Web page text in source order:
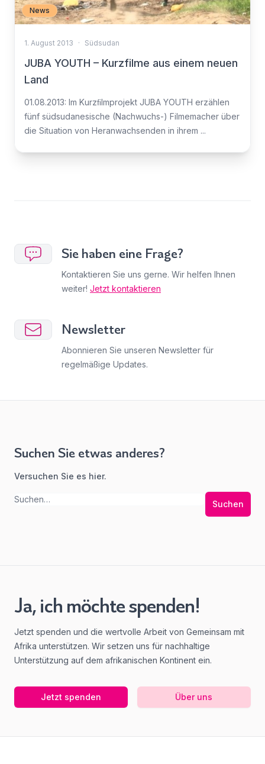
News
1. August 2013 · Südsudan
JUBA YOUTH – Kurzfilme aus einem neuen
Land
01.08.2013: Im Kurzﬁlmprojekt JUBA YOUTH erzählen
fünf südsudanesische (Nachwuchs-) Filmemacher über
die Situation von Heranwachsenden in ihrem ...
Sie haben eine Frage?
Kontaktieren Sie uns gerne. Wir helfen Ihnen
weiter! Jetzt kontaktieren
Newsletter
Abonnieren Sie unseren Newsletter für
regelmäßige Updates.
Suchen Sie etwas anderes?
Versuchen Sie es hier.
Suchen
Ja, ich möchte spenden!
Jetzt spenden und die wertvolle Arbeit von Gemeinsam mit
Afrika unterstützen. Wir setzen uns für nachhaltige
Unterstützung auf dem afrikanischen Kontinent ein.
Jetzt spenden Über uns